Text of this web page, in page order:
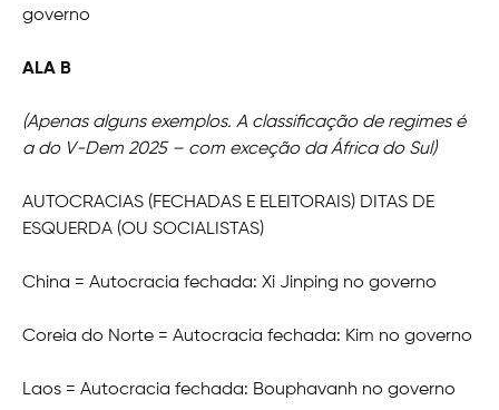
governo
ALA B
(Apenas alguns exemplos. A classificação de regimes é
a do V-Dem 2025 – com exceção da África do Sul)
AUTOCRACIAS (FECHADAS E ELEITORAIS) DITAS DE
ESQUERDA (OU SOCIALISTAS)
China = Autocracia fechada: Xi Jinping no governo
Coreia do Norte = Autocracia fechada: Kim no governo
Laos = Autocracia fechada: Bouphavanh no governo